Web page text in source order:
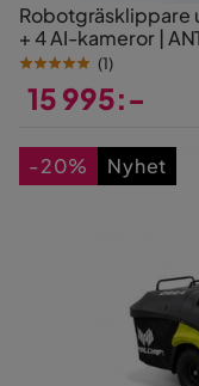
Robotgräsklippare
+ 4 AI-kameror |
(1)
15 995:-
-20% Nyhet